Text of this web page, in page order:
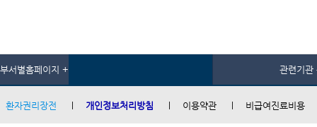
부서별홈페이지 + 관련기관
환자권리장전 개인정보처리방침 이용약관 비급여진료비용